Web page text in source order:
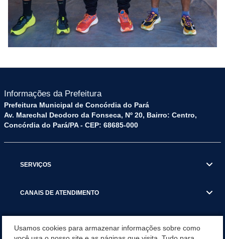
Informações da Prefeitura
Prefeitura Municipal de Concórdia do Pará
Av. Marechal Deodoro da Fonseca, Nº 20, Bairro: Centro,
Concórdia do Pará/PA - CEP: 68685-000
SERVIÇOS
CANAIS DE ATENDIMENTO
Usamos cookies para armazenar informações sobre como